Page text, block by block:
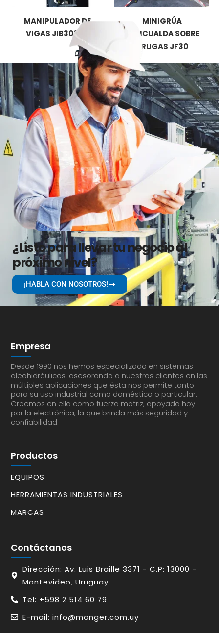
MANIPULADOR DE
VIGAS JIB302GR
MINIGRÚA
ARTICUALDA SOBRE
ORUGAS JF30
¿Listo para llevar tu negocio al
próximo nivel?
¡HABLA CON NOSOTROS!
Empresa
Desde 1990 nos hemos especializado en sistemas
oleohidráulicos, asesorando a nuestros clientes en las
múltiples aplicaciones que ésta nos permite tanto
para su uso industrial como doméstico o particular.
Creemos en ella como fuerza motriz, apoyada hoy
por la electrónica, la que brinda más seguridad y
confiabilidad.
Productos
EQUIPOS
HERRAMIENTAS INDUSTRIALES
MARCAS
Contáctanos
Dirección: Av. Luis Braille 3371 - C.P: 13000 -
Montevideo, Uruguay
Tel: +598 2 514 60 79
E-mail: info@manger.com.uy